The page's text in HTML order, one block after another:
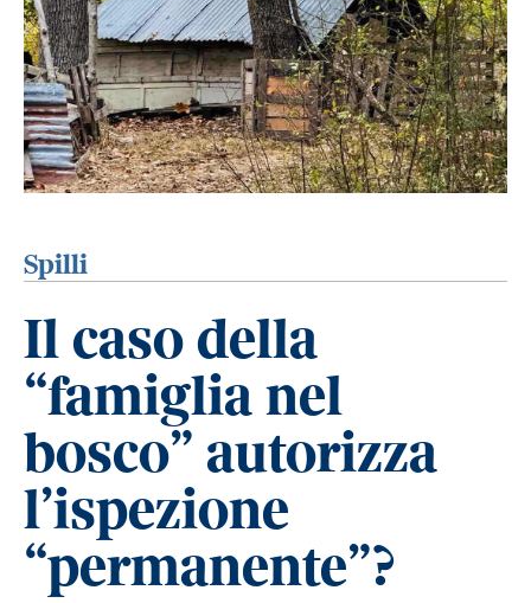
Spilli
Il caso della
“famiglia nel
bosco” autorizza
l’ispezione
“permanente”?